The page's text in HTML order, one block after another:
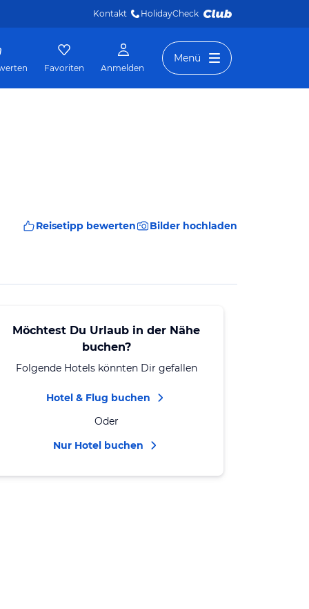
Kontakt HolidayCheck
Favoriten Anmelden
Menü
Reisetipp bewerten Bilder hochladen
Möchtest Du Urlaub in der Nähe
buchen?
Folgende Hotels könnten Dir gefallen
Hotel & Flug buchen
Oder
Nur Hotel buchen